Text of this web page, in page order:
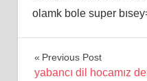
olamk bole super
Yazı
Previous Post
yabancı dil hocamız